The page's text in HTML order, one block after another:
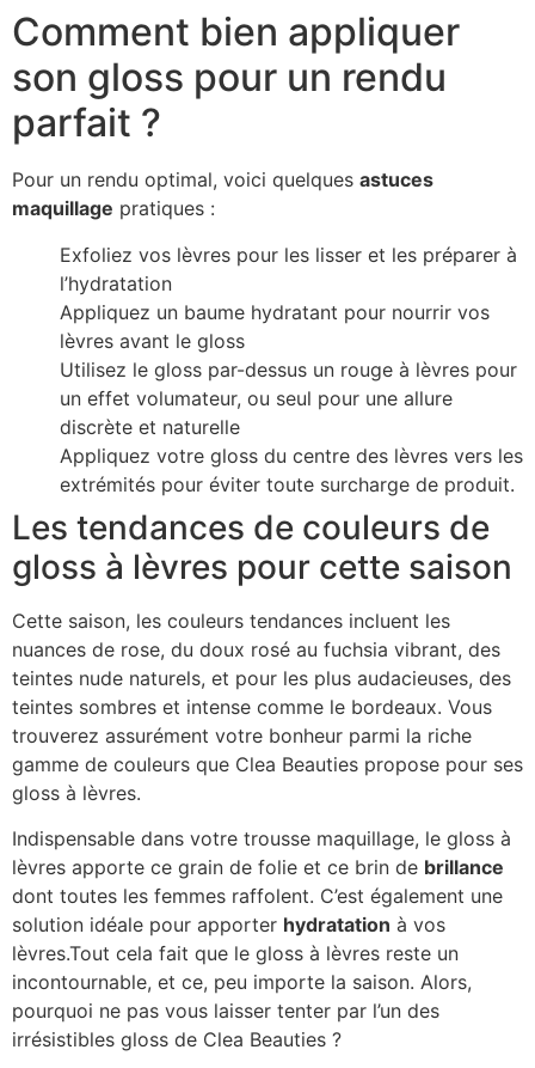
Comment bien appliquer
son gloss pour un rendu
parfait ?
Pour un rendu optimal, voici quelques astuces
maquillage pratiques :
Exfoliez vos lèvres pour les lisser et les préparer à
l’hydratation
Appliquez un baume hydratant pour nourrir vos
lèvres avant le gloss
Utilisez le gloss par-dessus un rouge à lèvres pour
un effet volumateur, ou seul pour une allure
discrète et naturelle
Appliquez votre gloss du centre des lèvres vers les
extrémités pour éviter toute surcharge de produit.
Les tendances de couleurs de
gloss à lèvres pour cette saison
Cette saison, les couleurs tendances incluent les
nuances de rose, du doux rosé au fuchsia vibrant, des
teintes nude naturels, et pour les plus audacieuses, des
teintes sombres et intense comme le bordeaux. Vous
trouverez assurément votre bonheur parmi la riche
gamme de couleurs que Clea Beauties propose pour ses
gloss à lèvres.
Indispensable dans votre trousse maquillage, le gloss à
lèvres apporte ce grain de folie et ce brin de brillance
dont toutes les femmes raffolent. C’est également une
solution idéale pour apporter hydratation à vos
lèvres.Tout cela fait que le gloss à lèvres reste un
incontournable, et ce, peu importe la saison. Alors,
pourquoi ne pas vous laisser tenter par l’un des
irrésistibles gloss de Clea Beauties ?